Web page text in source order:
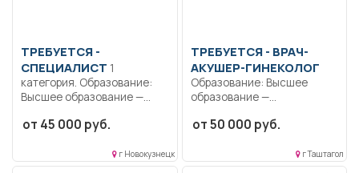
ТРЕБУЕТСЯ -
СПЕЦИАЛИСТ
категория. Образование:
Высшее образование —
магистратура.. Производить
от 45 000 руб.
г Новокузнецк
ТРЕБУЕТСЯ - ВРАЧ-
АКУШЕР-ГИНЕКОЛОГ
Образование: Высшее
образование —
магистратура..
от 50 000 руб.
г Таштагол